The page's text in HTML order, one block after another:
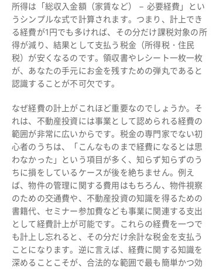
所得は「総収入金額（家賃など） − 必要経費」とい
うシンプルな式で計算されます。つまり、計上でき
る経費が1円でも多ければ、その分だけ課税対象の所
得が減り、結果として支払う税金（所得税・住民
税）が安くなるのです。領収書やレシート一枚一枚
が、あなたの手元にお金を残すための弾丸であると
認識することが不可欠です。
なぜ経費の計上がこれほど重要なのでしょうか。そ
れは、不動産投資には事業として認められる経費の
範囲が非常に広いからです。税金の専門家でない初
心者のうちは、「こんなものまで経費になるとは思
わなかった」という項目が多く、知らず知らずのう
ちに損をしているケースが後を絶ちません。例え
ば、物件の管理に関する費用はもちろん、物件視察
のための交通費や、不動産投資の知識を得るための
書籍代、セミナー参加費なども事業に関連する支出
として経費計上が可能です。これらの経費を一つで
も計上し忘れると、その分だけ余計な税金を支払う
ことになります。逆に言えば、経費に関する知識を
深めることこそが、合法的な範囲で最も簡単かつ効